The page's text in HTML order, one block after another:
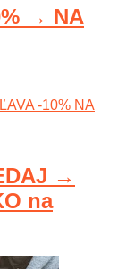
→ NA
→
na